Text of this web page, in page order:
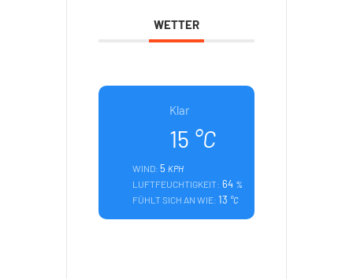
WETTER
Klar
15 °C
WIND:5 KPH
LUFTFEUCHTIGKEIT: 64 %
FÜHLT SICH AN WIE:13 °C